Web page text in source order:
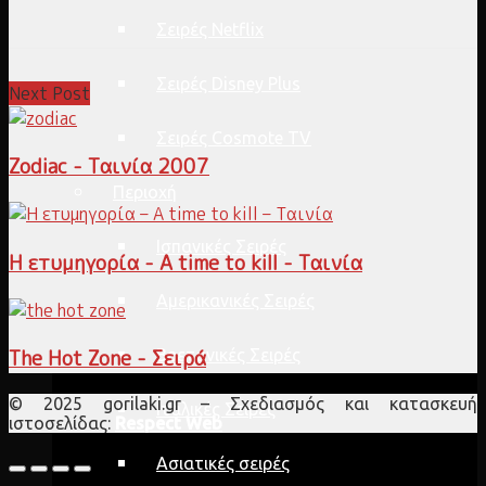
Βρετανικές Σειρές
Ιταλικές Σειρές
Ασιατικές σειρές
Next Post
Zodiac - Ταινία 2007
Η ετυμηγορία - A time to kill - Ταινία
The Hot Zone - Σειρά
© 2025 gorilaki.gr – Σχεδιασμός και κατασκευή
ιστοσελίδας: